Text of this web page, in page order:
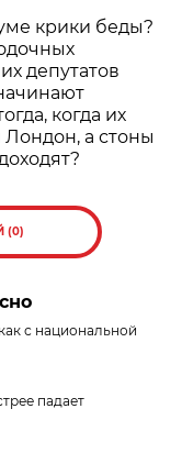
крики беды?
депутатов
когда их
а стоны
(0)
с национальной
падает